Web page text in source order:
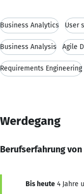
Business Analytics User
Business Analysis Agile
Requirements Engineering
Werdegang
Berufserfahrung
Bis heute 4 Jahre